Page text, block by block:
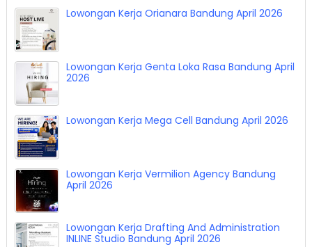
Lowongan Kerja Orianara Bandung April 2026
Lowongan Kerja Genta Loka Rasa Bandung April
2026
Lowongan Kerja Mega Cell Bandung April 2026
Lowongan Kerja Vermilion Agency Bandung
April 2026
Lowongan Kerja Drafting And Administration
INLINE Studio Bandung April 2026